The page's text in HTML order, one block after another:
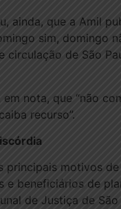
ainda, que a Amil
sim, domingo
circulação de São
nota, que “não
recurso”.
principais motivos
e beneficiários de
de Justiça de São